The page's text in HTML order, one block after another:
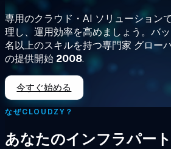
専用のクラウド・AI ソリューション
理し、運用効率を高めましょう。バ
名以上のスキルを持つ専門家 グロー
の提供開始 2008.
今すぐ始める
なぜCLOUDZY？
あなたのインフラパート